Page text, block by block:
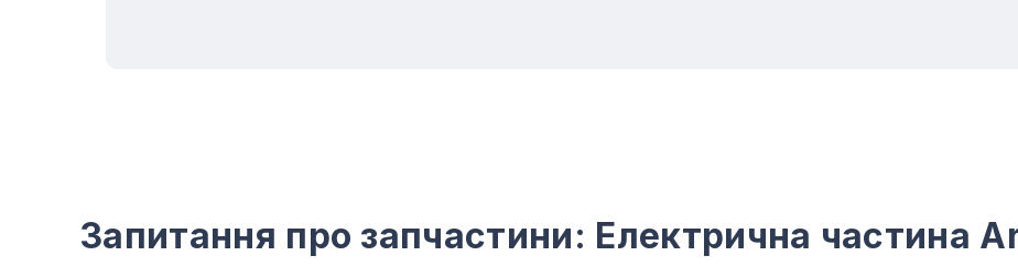
Запитання про запчастини: Електрична частина